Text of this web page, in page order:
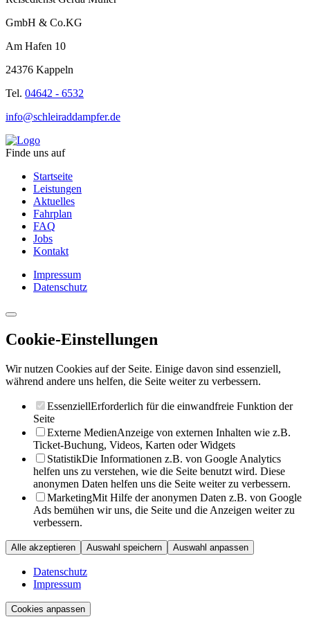
GmbH & Co.KG
Am Hafen 10
24376 Kappeln
Tel. 04642 - 6532
info@schleiraddampfer.de
Finde uns auf
Startseite
Leistungen
Aktuelles
Fahrplan
FAQ
Jobs
Kontakt
Impressum
Datenschutz
Cookie-Einstellungen
Wir nutzen Cookies auf der Seite. Einige davon sind essenziell,
während andere uns helfen, die Seite weiter zu verbessern.
EssenziellErforderlich für die einwandfreie Funktion der
Seite
Externe MedienAnzeige von externen Inhalten wie z.B.
Ticket-Buchung, Videos, Karten oder Widgets
StatistikDie Informationen z.B. von Google Analytics
helfen uns zu verstehen, wie die Seite benutzt wird. Diese
anonymen Daten helfen uns die Seite weiter zu verbessern.
MarketingMit Hilfe der anonymen Daten z.B. von Google
Ads bemühen wir uns, die Seite und die Anzeigen weiter zu
verbessern.
Alle akzeptieren Auswahl speichern Auswahl anpassen
Datenschutz
Impressum
Cookies anpassen